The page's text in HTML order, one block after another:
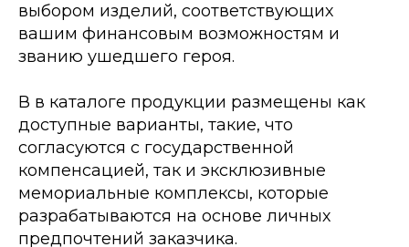
выбором изделий, соответствующих
вашим финансовым возможностям и
званию ушедшего героя.
В в каталоге продукции размещены как
доступные варианты, такие, что
согласуются с государственной
компенсацией, так и эксклюзивные
мемориальные комплексы, которые
разрабатываются на основе личных
предпочтений заказчика.